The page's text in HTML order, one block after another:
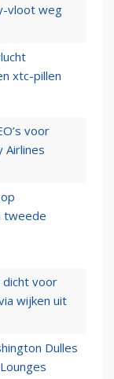
vloot weg
xtc-pillen
voor
Airlines
tweede
dicht voor
wijken uit
Dulles